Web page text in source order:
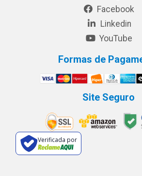
Facebook
Linkedin
YouTube
Formas de
Site Seguro
Verificada por